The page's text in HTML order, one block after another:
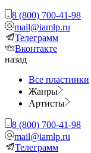
8 (800) 700-41-98
mail@iamlp.ru
Телеграмм
Вконтакте
назад
Все пластинки
Жанры
Артисты
8 (800) 700-41-98
mail@iamlp.ru
Телеграмм